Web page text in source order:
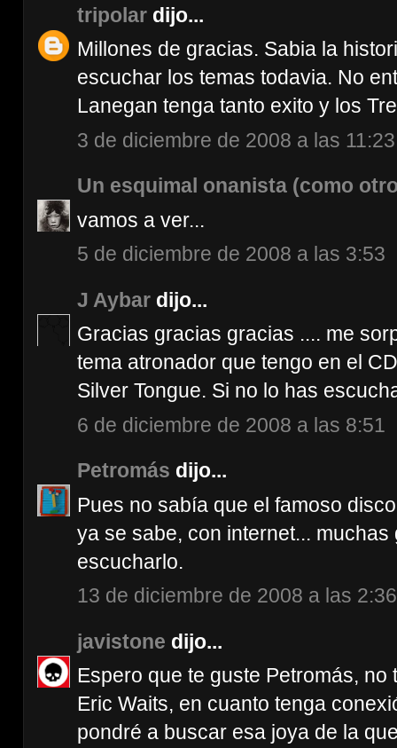
tripolar dijo...
Millones de gracias. Sabia la
escuchar los temas todavia. No
Lanegan tenga tanto exito y los
3 de diciembre de 2008 a las 11:23
Un esquimal onanista (como
vamos a ver...
5 de diciembre de 2008 a las 3:53
J Aybar dijo...
Gracias gracias gracias .... me
tema atronador que tengo en el
Silver Tongue. Si no lo has
6 de diciembre de 2008 a las 8:51
Petromás dijo...
Pues no sabía que el famoso
ya se sabe, con internet...
escucharlo.
13 de diciembre de 2008 a las 2:36
javistone dijo...
Espero que te guste Petromás, no
Eric Waits, en cuanto tenga
pondré a buscar esa joya de la